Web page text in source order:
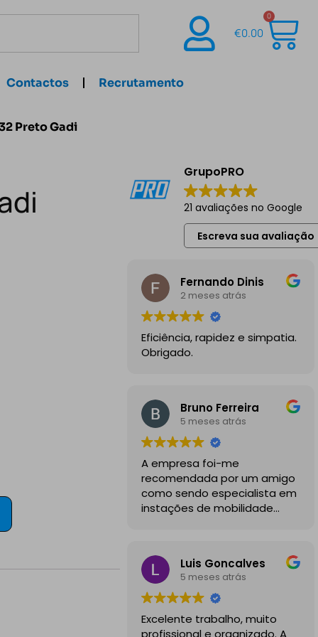
€0.00
0
Contactos Recrutamento
Preto Gadi
GrupoPRO
21 avaliações no Google
Escreva sua avaliação
Fernando Dinis
2 meses atrás
Eficiência, rapidez e simpatia.
Obrigado.
Bruno Ferreira
5 meses atrás
A empresa foi-me
recomendada por um amigo
como sendo especialista em
instações de mobilidade
profissionais, comunicativos e
disponiveis para todas as
minhas dúvidas.
A instalação de tomada
reforçada em garagem
Luis Goncalves
5 meses atrás
Excelente trabalho, muito
profissional e organizado. A